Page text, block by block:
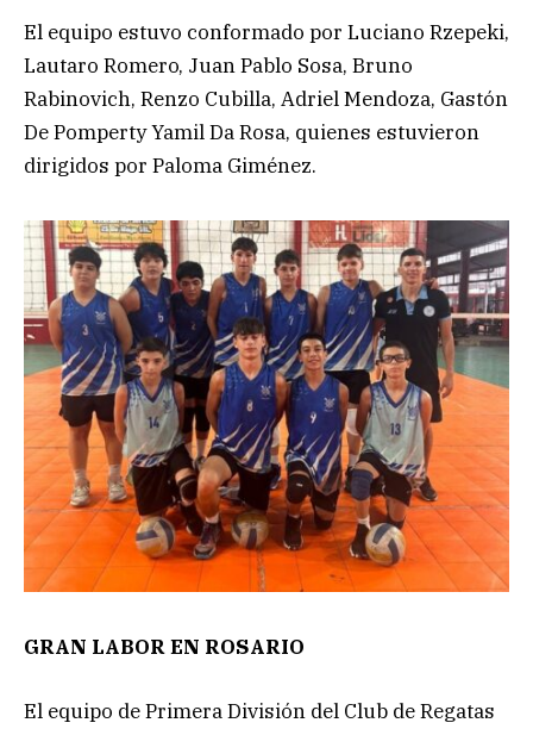
El equipo estuvo conformado por Luciano Rzepeki,
Lautaro Romero, Juan Pablo Sosa, Bruno
Rabinovich, Renzo Cubilla, Adriel Mendoza, Gastón
De Pomperty Yamil Da Rosa, quienes estuvieron
dirigidos por Paloma Giménez.
GRAN LABOR EN ROSARIO
El equipo de Primera División del Club de Regatas